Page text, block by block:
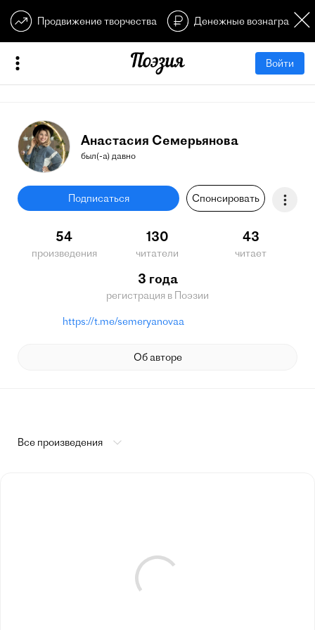
Продвижение творчества Денежные
Войти
Анастасия Семерьянова
был(-а) давно
Подписаться Спонсировать
54
произведения
130
читатели
43
читает
3 года
регистрация в Поэзии
https://t.me/semeryanovaa
Об авторе
Все произведения